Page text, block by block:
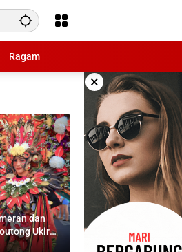
Ragam
×
dan
Ukir